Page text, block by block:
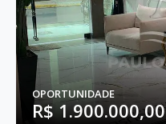
OPORTUNIDADE
R$ 1.900.000,00